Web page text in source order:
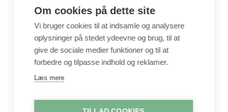
Perler & smykkedele
Tegne & maleartikler
Gavekort
Byggesæt
Leg
Shop
Metervarer
Stofstykker
Om cookies på dette site
Vi bruger cookies til at indsamle og analysere
oplysninger på stedet ydeevne og brug, til at
give de sociale medier funktioner og til at
forbedre og tilpasse indhold og reklamer.
Læs mere